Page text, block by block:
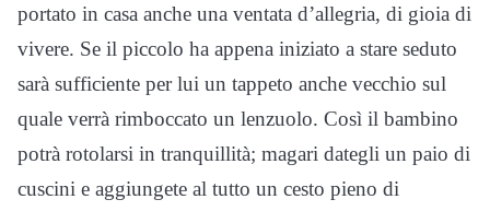
portato in casa anche una ventata d’allegria, di gioia di
vivere. Se il piccolo ha appena iniziato a stare seduto
sarà sufficiente per lui un tappeto anche vecchio sul
quale verrà rimboccato un lenzuolo. Così il bambino
potrà rotolarsi in tranquillità; magari dategli un paio di
cuscini e aggiungete al tutto un cesto pieno di